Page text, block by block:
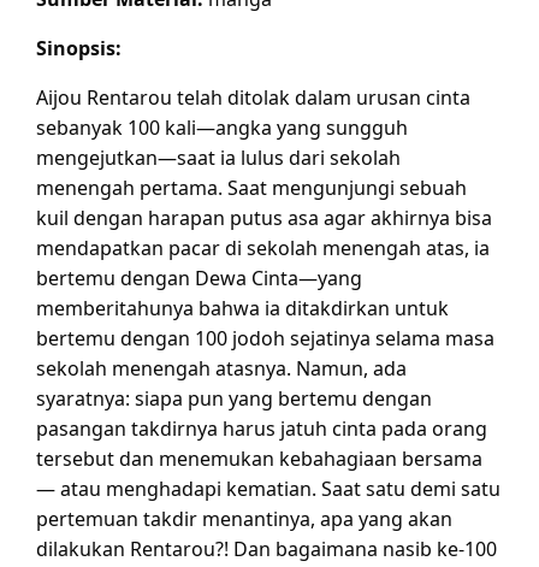
Sinopsis:
Aijou Rentarou telah ditolak dalam urusan cinta
sebanyak 100 kali—angka yang sungguh
mengejutkan—saat ia lulus dari sekolah
menengah pertama. Saat mengunjungi sebuah
kuil dengan harapan putus asa agar akhirnya bisa
mendapatkan pacar di sekolah menengah atas, ia
bertemu dengan Dewa Cinta—yang
memberitahunya bahwa ia ditakdirkan untuk
bertemu dengan 100 jodoh sejatinya selama masa
sekolah menengah atasnya. Namun, ada
syaratnya: siapa pun yang bertemu dengan
pasangan takdirnya harus jatuh cinta pada orang
tersebut dan menemukan kebahagiaan bersama
— atau menghadapi kematian. Saat satu demi satu
pertemuan takdir menantinya, apa yang akan
dilakukan Rentarou?! Dan bagaimana nasib ke-100